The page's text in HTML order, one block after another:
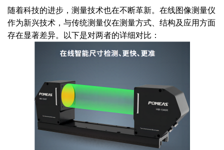
随着科技的进步，测量技术也在不断革新。在线图像测量仪
作为新兴技术，与传统测量仪在测量方式、结构及应用方面
存在显著差异。以下是对两者的详细对比：